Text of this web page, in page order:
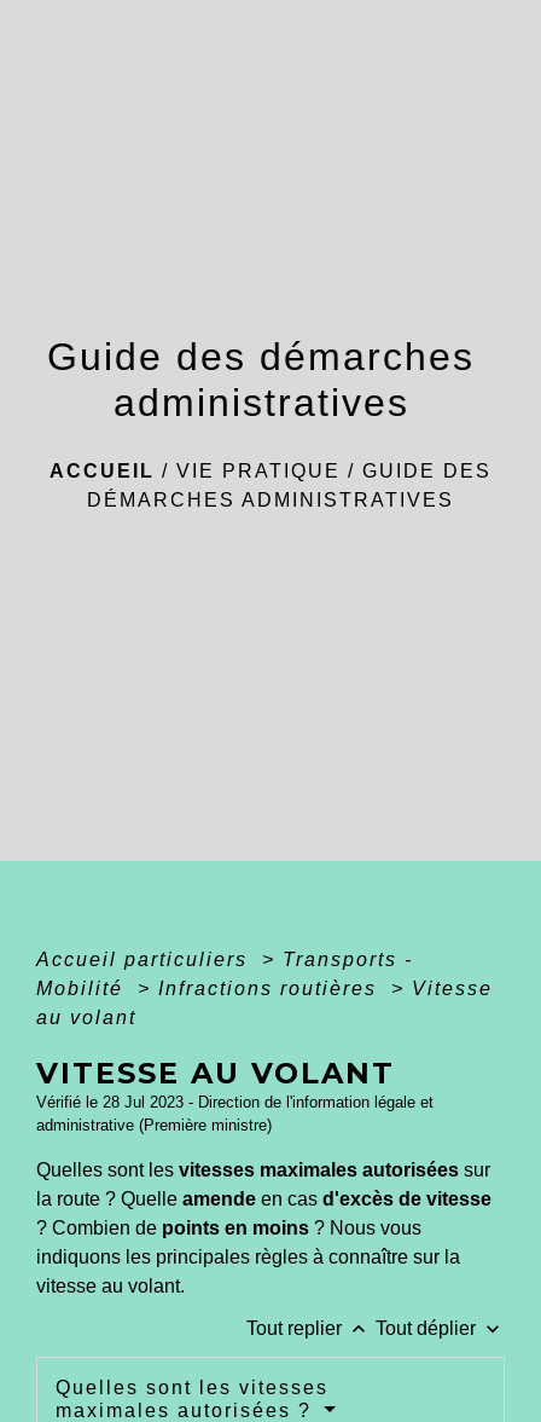
Guide des démarches
administratives
ACCUEIL / VIE PRATIQUE / GUIDE DES
DÉMARCHES ADMINISTRATIVES
Accueil particuliers > Transports -
Mobilité
> Infractions routières > Vitesse
au volant
VITESSE AU VOLANT
Vérifié le 28 Jul 2023 - Direction de l'information légale et
administrative (Première ministre)
Quelles sont les vitesses maximales autorisées sur
la route ? Quelle amende en cas d'excès de vitesse
? Combien de points en moins ? Nous vous
indiquons les principales règles à connaître sur la
vitesse au volant.
Tout replier keyboard_arrow_up Tout déplier keyboard_arrow_down
Quelles sont les vitesses
maximales autorisées ?